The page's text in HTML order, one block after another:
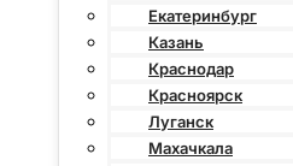
Екатеринбург
Казань
Краснодар
Красноярск
Луганск
Махачкала